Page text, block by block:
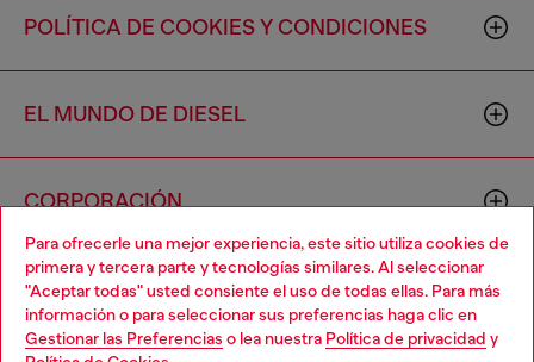
Para ofrecerle una mejor experiencia, este sitio utiliza cookies de
primera y tercera parte y tecnologías similares. Al seleccionar
"Aceptar todas" usted consiente el uso de todas ellas. Para más
información o para seleccionar sus preferencias haga clic en
Gestionar las Preferencias o lea nuestra Política de privacidad y
POLÍTICA DE COOKIES Y CONDICIONES
EL MUNDO DE DIESEL
CORPORACIÓN